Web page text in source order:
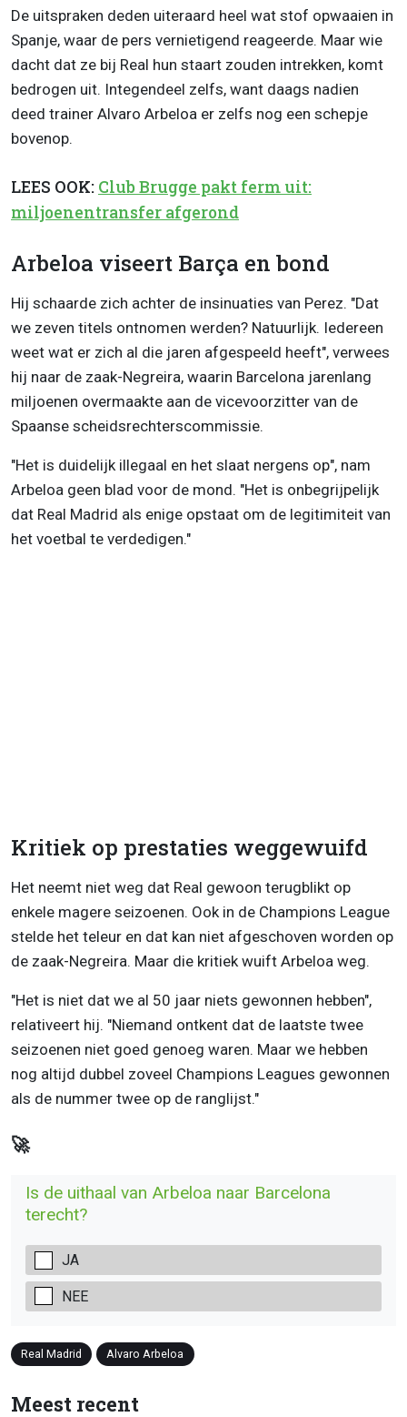
De uitspraken deden uiteraard heel wat stof opwaaien in
Spanje, waar de pers vernietigend reageerde. Maar wie
dacht dat ze bij Real hun staart zouden intrekken, komt
bedrogen uit. Integendeel zelfs, want daags nadien
deed trainer Alvaro Arbeloa er zelfs nog een schepje
bovenop.
LEES OOK: Club Brugge pakt ferm uit:
miljoenentransfer afgerond
Arbeloa viseert Barça en bond
Hij schaarde zich achter de insinuaties van Perez. "Dat
we zeven titels ontnomen werden? Natuurlijk. Iedereen
weet wat er zich al die jaren afgespeeld heeft", verwees
hij naar de zaak-Negreira, waarin Barcelona jarenlang
miljoenen overmaakte aan de vicevoorzitter van de
Spaanse scheidsrechterscommissie.
"Het is duidelijk illegaal en het slaat nergens op", nam
Arbeloa geen blad voor de mond. "Het is onbegrijpelijk
dat Real Madrid als enige opstaat om de legitimiteit van
het voetbal te verdedigen."
Kritiek op prestaties weggewuifd
Het neemt niet weg dat Real gewoon terugblikt op
enkele magere seizoenen. Ook in de Champions League
stelde het teleur en dat kan niet afgeschoven worden op
de zaak-Negreira. Maar die kritiek wuift Arbeloa weg.
"Het is niet dat we al 50 jaar niets gewonnen hebben",
relativeert hij. "Niemand ontkent dat de laatste twee
seizoenen niet goed genoeg waren. Maar we hebben
nog altijd dubbel zoveel Champions Leagues gewonnen
als de nummer twee op de ranglijst."
🚀
Is de uithaal van Arbeloa naar Barcelona
terecht?
JA
NEE
Real Madrid Alvaro Arbeloa
Meest recent